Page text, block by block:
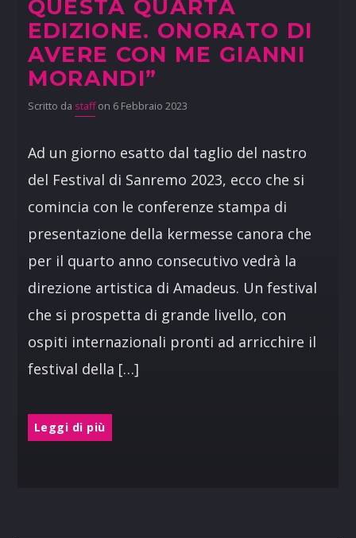
QUESTA QUARTA
EDIZIONE. ONORATO DI
AVERE CON ME GIANNI
MORANDI”
Scritto da staffon 6 Febbraio 2023
Ad un giorno esatto dal taglio del nastro
del Festival di Sanremo 2023, ecco che si
comincia con le conferenze stampa di
presentazione della kermesse canora che
per il quarto anno consecutivo vedrà la
direzione artistica di Amadeus. Un festival
che si prospetta di grande livello, con
ospiti internazionali pronti ad arricchire il
festival della […]
Leggi di più